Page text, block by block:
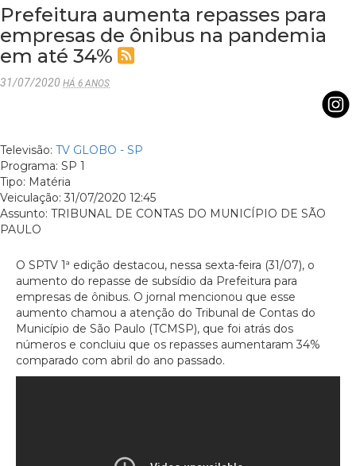
Prefeitura aumenta repasses para
empresas de ônibus na pandemia
em até 34%
31/07/2020 HÁ 6 ANOS
Televisão: TV GLOBO - SP
Programa: SP 1
Tipo: Matéria
Veiculação: 31/07/2020 12:45
Assunto: TRIBUNAL DE CONTAS DO MUNICÍPIO DE SÃO
PAULO
O SPTV 1ª edição destacou, nessa sexta-feira (31/07), o
aumento do repasse de subsídio da Prefeitura para
empresas de ônibus. O jornal mencionou que esse
aumento chamou a atenção do Tribunal de Contas do
Município de São Paulo (TCMSP), que foi atrás dos
números e concluiu que os repasses aumentaram 34%
comparado com abril do ano passado.